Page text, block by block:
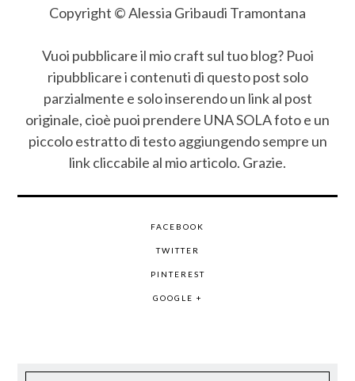
Copyright © Alessia Gribaudi Tramontana
Vuoi pubblicare il mio craft sul tuo blog? Puoi
ripubblicare i contenuti di questo post solo
parzialmente e solo inserendo un link al post
originale, cioè puoi prendere UNA SOLA foto e un
piccolo estratto di testo aggiungendo sempre un
link cliccabile al mio articolo. Grazie.
FACEBOOK
TWITTER
PINTEREST
GOOGLE +